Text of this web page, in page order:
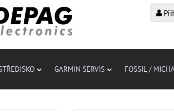
GARMIN SERVIS FOSSIL /